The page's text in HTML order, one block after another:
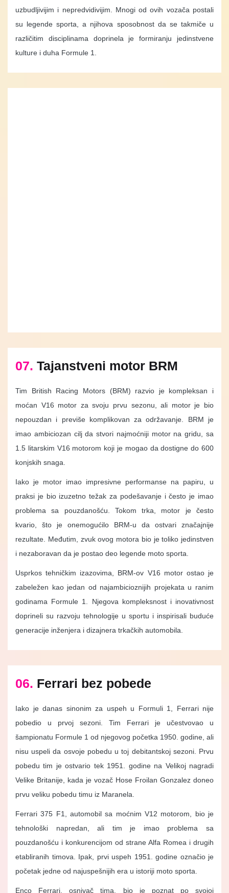
uzbudljivijim i nepredvidivijim. Mnogi od ovih vozača postali
su legende sporta, a njihova sposobnost da se takmiče u
različitim disciplinama doprinela je formiranju jedinstvene
kulture i duha Formule 1.
07. Tajanstveni motor BRM
Tim British Racing Motors (BRM) razvio je kompleksan i
moćan V16 motor za svoju prvu sezonu, ali motor je bio
nepouzdan i previše komplikovan za održavanje. BRM je
imao ambiciozan cilj da stvori najmoćniji motor na gridu, sa
1.5 litarskim V16 motorom koji je mogao da dostigne do 600
konjskih snaga.
Iako je motor imao impresivne performanse na papiru, u
praksi je bio izuzetno težak za podešavanje i često je imao
problema sa pouzdanošću. Tokom trka, motor je često
kvario, što je onemogućilo BRM-u da ostvari značajnije
rezultate. Međutim, zvuk ovog motora bio je toliko jedinstven
i nezaboravan da je postao deo legende moto sporta.
Usprkos tehničkim izazovima, BRM-ov V16 motor ostao je
zabeležen kao jedan od najambicioznijih projekata u ranim
godinama Formule 1. Njegova kompleksnost i inovativnost
doprineli su razvoju tehnologije u sportu i inspirisali buduće
generacije inženjera i dizajnera trkačkih automobila.
06. Ferrari bez pobede
Iako je danas sinonim za uspeh u Formuli 1, Ferrari nije
pobedio u prvoj sezoni. Tim Ferrari je učestvovao u
šampionatu Formule 1 od njegovog početka 1950. godine, ali
nisu uspeli da osvoje pobedu u toj debitantskoj sezoni. Prvu
pobedu tim je ostvario tek 1951. godine na Velikoj nagradi
Velike Britanije, kada je vozač Hose Froilan Gonzalez doneo
prvu veliku pobedu timu iz Maranela.
Ferrari 375 F1, automobil sa moćnim V12 motorom, bio je
tehnološki napredan, ali tim je imao problema sa
pouzdanošću i konkurencijom od strane Alfa Romea i drugih
etabliranih timova. Ipak, prvi uspeh 1951. godine označio je
početak jedne od najuspešnijih era u istoriji moto sporta.
Enco Ferrari, osnivač tima, bio je poznat po svojoj